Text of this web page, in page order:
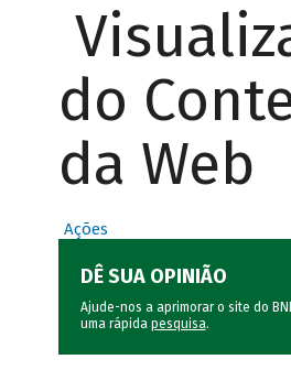
do
da Web
Ações
DÊ SUA OPINIÃO
Ajude-nos a aprimorar o site do
uma rápida pesquisa.